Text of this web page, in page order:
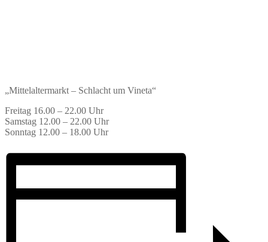
„Mittelaltermarkt – Schlacht um Vineta“
Freitag 16.00 – 22.00 Uhr
Samstag 12.00 – 22.00 Uhr
Sonntag 12.00 – 18.00 Uhr